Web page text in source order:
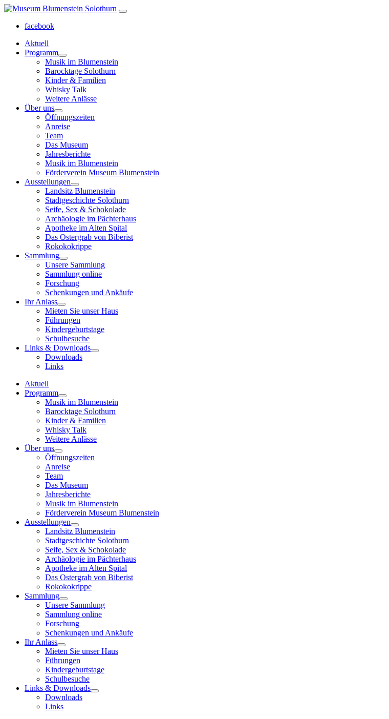
facebook
Aktuell
Programm
Musik im Blumenstein
Barocktage Solothurn
Kinder & Familien
Whisky Talk
Weitere Anlässe
Über uns
Öffnungszeiten
Anreise
Team
Das Museum
Jahresberichte
Musik im Blumenstein
Förderverein Museum Blumenstein
Ausstellungen
Landsitz Blumenstein
Stadtgeschichte Solothurn
Seife, Sex & Schokolade
Archäologie im Pächterhaus
Apotheke im Alten Spital
Das Ostergrab von Biberist
Rokokokrippe
Sammlung
Unsere Sammlung
Sammlung online
Forschung
Schenkungen und Ankäufe
Ihr Anlass
Mieten Sie unser Haus
Führungen
Kindergeburtstage
Schulbesuche
Links & Downloads
Downloads
Links
Aktuell
Programm
Musik im Blumenstein
Barocktage Solothurn
Kinder & Familien
Whisky Talk
Weitere Anlässe
Über uns
Öffnungszeiten
Anreise
Team
Das Museum
Jahresberichte
Musik im Blumenstein
Förderverein Museum Blumenstein
Ausstellungen
Landsitz Blumenstein
Stadtgeschichte Solothurn
Seife, Sex & Schokolade
Archäologie im Pächterhaus
Apotheke im Alten Spital
Das Ostergrab von Biberist
Rokokokrippe
Sammlung
Unsere Sammlung
Sammlung online
Forschung
Schenkungen und Ankäufe
Ihr Anlass
Mieten Sie unser Haus
Führungen
Kindergeburtstage
Schulbesuche
Links & Downloads
Downloads
Links